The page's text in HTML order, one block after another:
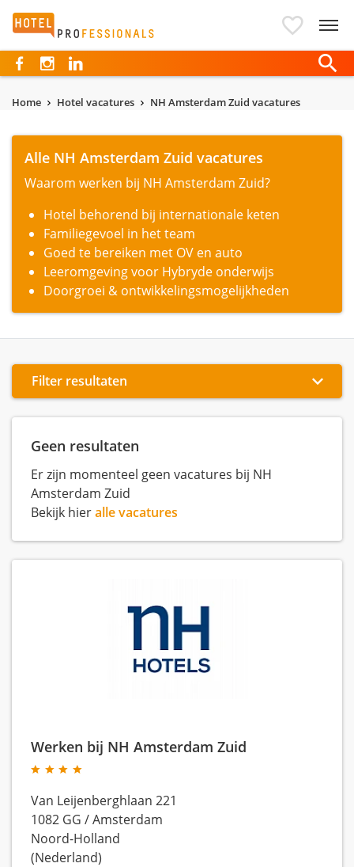
Hotelprofessionals
Home Hotel vacatures NH Amsterdam Zuid vacatures
Alle NH Amsterdam Zuid vacatures
Waarom werken bij NH Amsterdam Zuid?
Hotel behorend bij internationale keten
Familiegevoel in het team
Goed te bereiken met OV en auto
Leeromgeving voor Hybryde onderwijs
Doorgroei & ontwikkelingsmogelijkheden
Filter resultaten
Geen resultaten
Er zijn momenteel geen vacatures bij NH
Amsterdam Zuid
Bekijk hieralle vacatures
Werken bij NH Amsterdam Zuid
Van Leijenberghlaan 221
1082 GG /Amsterdam
Noord-Holland
(Nederland)